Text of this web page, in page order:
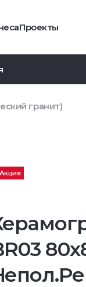
Проекты
гранит)
Акция